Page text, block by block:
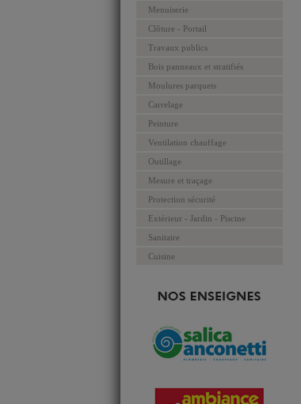
Menuiserie
Clôture - Portail
Travaux publics
Bois panneaux et stratifiés
Moulures parquets
Carrelage
Peinture
Ventilation chauffage
Outillage
Mesure et traçage
Protection sécurité
Extérieur - Jardin - Piscine
Sanitaire
Cuisine